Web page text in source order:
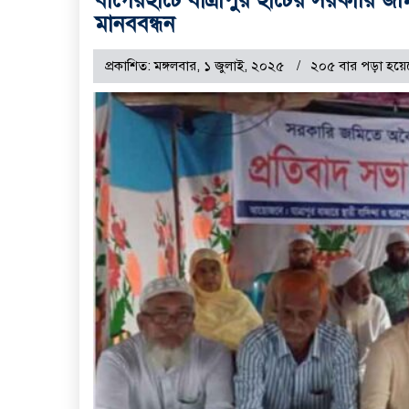
মানববন্ধন
প্রকাশিত: মঙ্গলবার, ১ জুলাই, ২০২৫ ২০৫ বার পড়া